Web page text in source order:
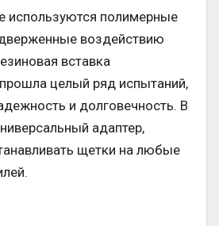
используются полимерные
воздействию
вставка
целый ряд испытаний,
и долговечность. В
адаптер,
щетки на любые